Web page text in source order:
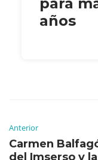
para
años
Anterior
Carmen
del Imserso y